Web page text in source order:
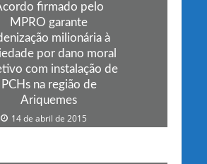
firmado pelo
MPRO garante
milionária à
por dano moral
com instalação de
PCHs na região de
Ariquemes
14 de abril de 2015